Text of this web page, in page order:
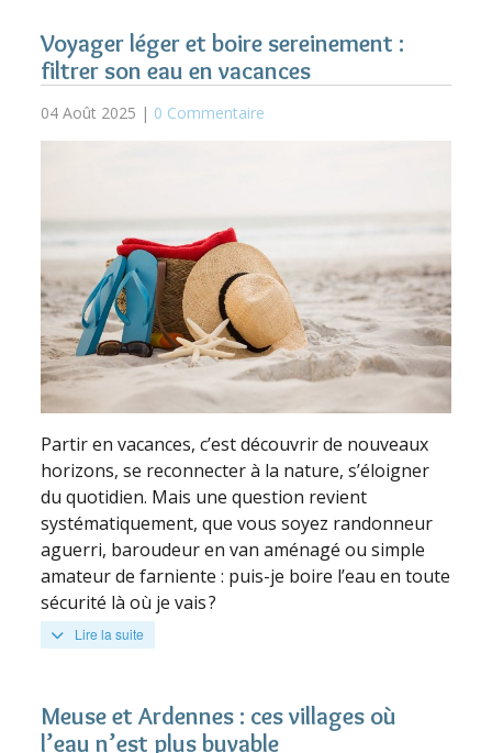
Voyager léger et boire sereinement :
filtrer son eau en vacances
04 Août 2025 | 0 Commentaire
Partir en vacances, c’est découvrir de nouveaux
horizons, se reconnecter à la nature, s’éloigner
du quotidien. Mais une question revient
systématiquement, que vous soyez randonneur
aguerri, baroudeur en van aménagé ou simple
amateur de farniente : puis-je boire l’eau en toute
sécurité là où je vais ?
Lire la suite
Meuse et Ardennes : ces villages où
l’eau n’est plus buvable